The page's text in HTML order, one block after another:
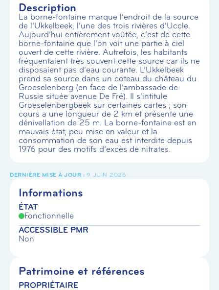
Description
La borne-fontaine marque l’endroit de la source
de l’Ukkelbeek, l’une des trois rivières d’Uccle.
Aujourd’hui entièrement voûtée, c’est de cette
borne-fontaine que l’on voit une partie à ciel
ouvert de cette rivière. Autrefois, les habitants
fréquentaient très souvent cette source car ils ne
disposaient pas d’eau courante. L’Ukkelbeek
prend sa source dans un coteau du château du
Groeselenberg (en face de l’ambassade de
Russie située avenue De Fré). Il s’intitule
Groeselenbergbeek sur certaines cartes ; son
cours a une longueur de 2 km et présente une
dénivellation de 25 m. La borne-fontaine est en
mauvais état, peu mise en valeur et la
consommation de son eau est interdite depuis
1976 pour des motifs d’excès de nitrates.
9 JUIN 2026
Informations
ÉTAT
Fonctionnelle
ACCESSIBLE PMR
Non
Patrimoine et références
PROPRIÉTAIRE